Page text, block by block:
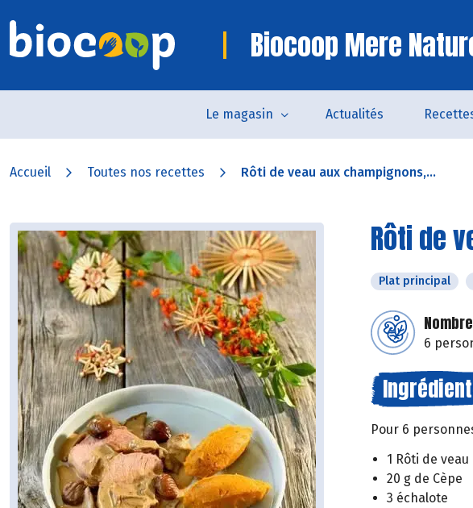
Biocoop Mere
Le magasin Actualités
Accueil Toutes nos recettes Rôti de veau aux champignons,...
Rôti de
Plat principal
6
Pour 6
1 Rôti de veau
20 g de Cèpe
3 échalote